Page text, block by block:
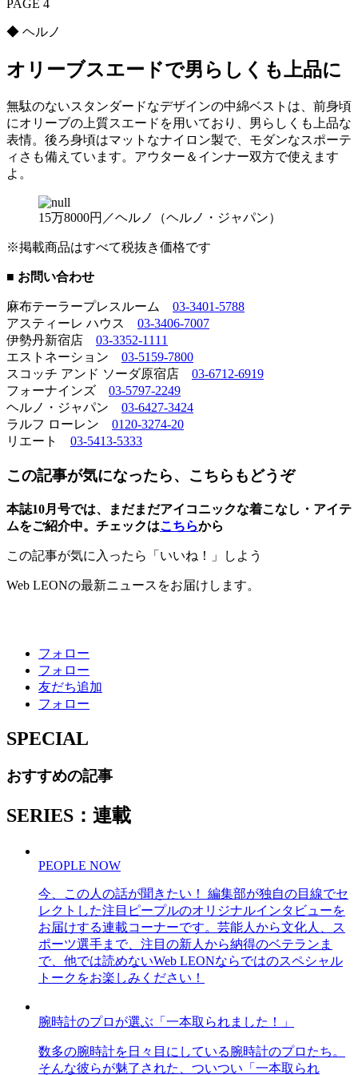
PAGE 4
◆ ヘルノ
オリーブスエードで男らしくも上品に
無駄のないスタンダードなデザインの中綿ベストは、前身頃
にオリーブの上質スエードを用いており、男らしくも上品な
表情。後ろ身頃はマットなナイロン製で、モダンなスポーテ
ィさも備えています。アウター＆インナー双方で使えます
よ。
15万8000円／ヘルノ（ヘルノ・ジャパン）
※掲載商品はすべて税抜き価格です
■ お問い合わせ
麻布テーラープレスルーム 03-3401-5788
アスティーレ ハウス 03-3406-7007
伊勢丹新宿店 03-3352-1111
エストネーション 03-5159-7800
スコッチ アンド ソーダ原宿店 03-6712-6919
フォーナインズ 03-5797-2249
ヘルノ・ジャパン 03-6427-3424
ラルフ ローレン 0120-3274-20
リエート 03-5413-5333
この記事が気になったら、こちらもどうぞ
本誌10月号では、まだまだアイコニックな着こなし・アイテ
ムをご紹介中。チェックはこちらから
この記事が気に入ったら「いいね！」しよう
Web LEONの最新ニュースをお届けします。
フォロー
フォロー
友だち追加
フォロー
SPECIAL
おすすめの記事
SERIES：連載
PEOPLE NOW
今、この人の話が聞きたい！ 編集部が独自の目線でセ
レクトした注目ピープルのオリジナルインタビューを
お届けする連載コーナーです。芸能人から文化人、ス
ポーツ選手まで、注目の新人から納得のベテランま
で、他では読めないWeb LEONならではのスペシャル
トークをお楽しみください！
腕時計のプロが選ぶ「一本取られました！」
数多の腕時計を日々目にしている腕時計のプロたち。
そんな彼らが魅了された、ついつい「一本取られ